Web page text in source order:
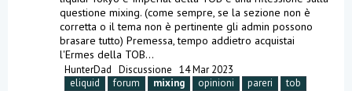
questione mixing. (come sempre, se la sezione non è
corretta o il tema non è pertinente gli admin possono
brasare tutto) Premessa, tempo addietro acquistai
l'Ermes della TOB...
HunterDad Discussione 14 Mar 2023
eliquid
forum mixing opinioni pareri
tob